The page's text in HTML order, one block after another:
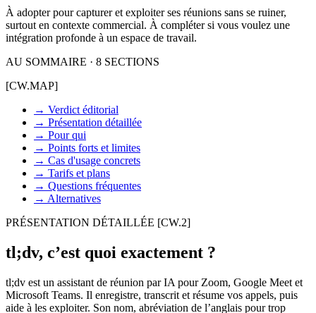
À adopter pour capturer et exploiter ses réunions sans se ruiner,
surtout en contexte commercial. À compléter si vous voulez une
intégration profonde à un espace de travail.
AU SOMMAIRE · 8 SECTIONS
[CW.MAP]
→ Verdict éditorial
→ Présentation détaillée
→ Pour qui
→ Points forts et limites
→ Cas d'usage concrets
→ Tarifs et plans
→ Questions fréquentes
→ Alternatives
PRÉSENTATION DÉTAILLÉE [CW.2]
tl;dv, c’est quoi exactement ?
tl;dv est un assistant de réunion par IA pour Zoom, Google Meet et
Microsoft Teams. Il enregistre, transcrit et résume vos appels, puis
aide à les exploiter. Son nom, abréviation de l’anglais pour trop